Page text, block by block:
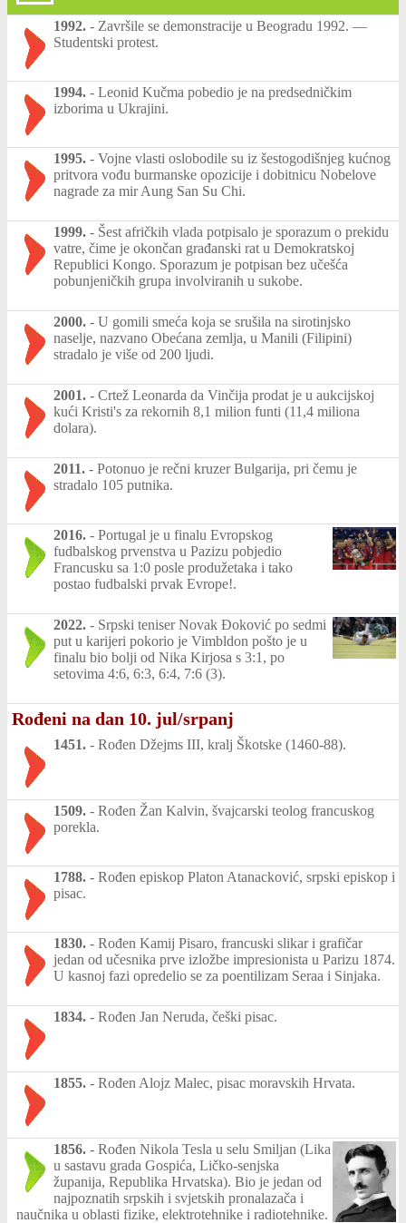
1992. - Završile se demonstracije u Beogradu 1992. —
Studentski protest.
1994. - Leonid Kučma pobedio je na predsedničkim
izborima u Ukrajini.
1995. - Vojne vlasti oslobodile su iz šestogodišnjeg kućnog
pritvora vođu burmanske opozicije i dobitnicu Nobelove
nagrade za mir Aung San Su Chi.
1999. - Šest afričkih vlada potpisalo je sporazum o prekidu
vatre, čime je okončan građanski rat u Demokratskoj
Republici Kongo. Sporazum je potpisan bez učešća
pobunjeničkih grupa involviranih u sukobe.
2000. - U gomili smeća koja se srušila na sirotinjsko
naselje, nazvano Obećana zemlja, u Manili (Filipini)
stradalo je više od 200 ljudi.
2001. - Crtež Leonarda da Vinčija prodat je u aukcijskoj
kući Kristi's za rekornih 8,1 milion funti (11,4 miliona
dolara).
2011. - Potonuo je rečni kruzer Bulgarija, pri čemu je
stradalo 105 putnika.
2016. - Portugal je u finalu Evropskog
fudbalskog prvenstva u Pazizu pobjedio
Francusku sa 1:0 posle produžetaka i tako
postao fudbalski prvak Evrope!.
2022. - Srpski teniser Novak Đoković po sedmi
put u karijeri pokorio je Vimbldon pošto je u
finalu bio bolji od Nika Kirjosa s 3:1, po
setovima 4:6, 6:3, 6:4, 7:6 (3).
Rođeni na dan 10. jul/srpanj
1451. - Rođen Džejms III, kralj Škotske (1460-88).
1509. - Rođen Žan Kalvin, švajcarski teolog francuskog
porekla.
1788. - Rođen episkop Platon Atanacković, srpski episkop i
pisac.
1830. - Rođen Kamij Pisaro, francuski slikar i grafičar
jedan od učesnika prve izložbe impresionista u Parizu 1874.
U kasnoj fazi opredelio se za poentilizam Seraa i Sinjaka.
1834. - Rođen Jan Neruda, češki pisac.
1855. - Rođen Alojz Malec, pisac moravskih Hrvata.
1856. - Rođen Nikola Tesla u selu Smiljan (Lika
u sastavu grada Gospića, Ličko-senjska
županija, Republika Hrvatska). Bio je jedan od
najpoznatih srpskih i svjetskih pronalazača i
naučnika u oblasti fizike, elektrotehnike i radiotehnike.